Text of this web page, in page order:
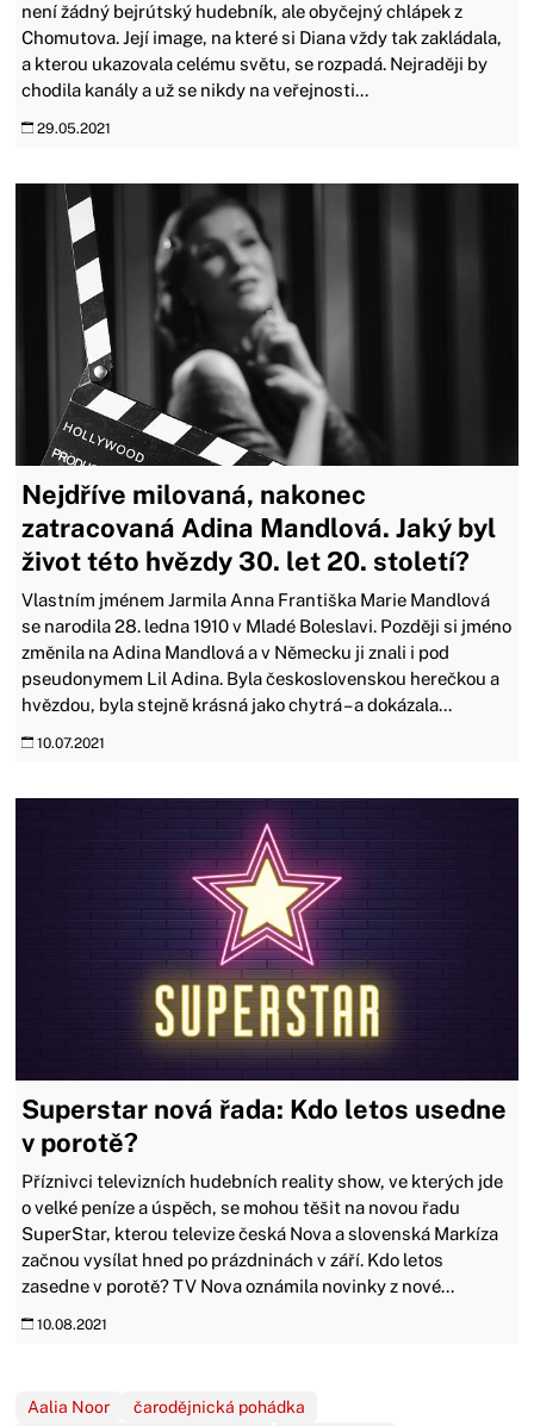
není žádný bejrútský hudebník, ale obyčejný chlápek z
Chomutova. Její image, na které si Diana vždy tak zakládala,
a kterou ukazovala celému světu, se rozpadá. Nejraději by
chodila kanály a už se nikdy na veřejnosti...
29.05.2021
Nejdříve milovaná, nakonec
zatracovaná Adina Mandlová. Jaký byl
život této hvězdy 30. let 20. století?
Vlastním jménem Jarmila Anna Františka Marie Mandlová
se narodila 28. ledna 1910 v Mladé Boleslavi. Později si jméno
změnila na Adina Mandlová a v Německu ji znali i pod
pseudonymem Lil Adina. Byla československou herečkou a
hvězdou, byla stejně krásná jako chytrá – a dokázala...
10.07.2021
Superstar nová řada: Kdo letos usedne
v porotě?
Příznivci televizních hudebních reality show, ve kterých jde
o velké peníze a úspěch, se mohou těšit na novou řadu
SuperStar, kterou televize česká Nova a slovenská Markíza
začnou vysílat hned po prázdninách v září. Kdo letos
zasedne v porotě? TV Nova oznámila novinky z nové...
10.08.2021
Aalia Noor
čarodějnická pohádka